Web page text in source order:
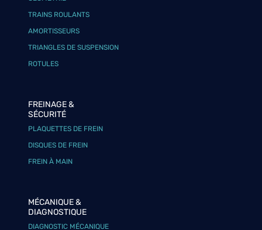
TRAINS ROULANTS
AMORTISSEURS
TRIANGLES DE SUSPENSION
ROTULES
FREINAGE &
SÉCURITÉ
PLAQUETTES DE FREIN
DISQUES DE FREIN
FREIN À MAIN
MÉCANIQUE &
DIAGNOSTIQUE
DIAGNOSTIC MÉCANIQUE